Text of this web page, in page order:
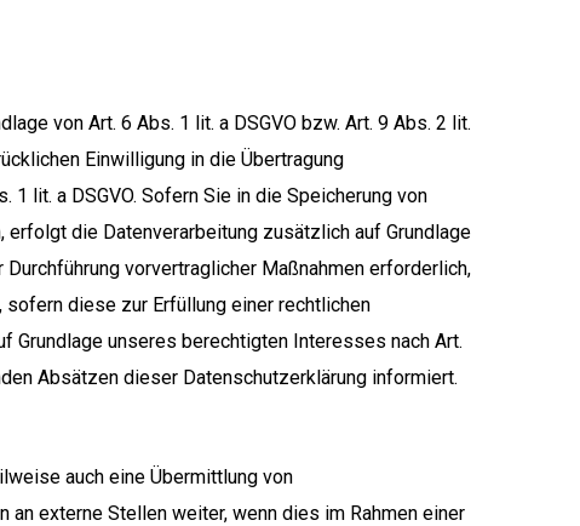
von Art. 6 Abs. 1 lit. a DSGVO bzw. Art. 9 Abs. 2 lit.
Einwilligung in die Übertragung
lit. a DSGVO. Sofern Sie in die Speicherung von
die Datenverarbeitung zusätzlich auf Grundlage
vorvertraglicher Maßnahmen erforderlich,
sofern diese zur Erfüllung einer rechtlichen
Grundlage unseres berechtigten Interesses nach Art.
Absätzen dieser Datenschutzerklärung informiert.
auch eine Übermittlung von
externe Stellen weiter, wenn dies im Rahmen einer